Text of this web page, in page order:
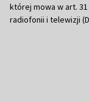
której mowa w art. 31
radiofonii i telewizji